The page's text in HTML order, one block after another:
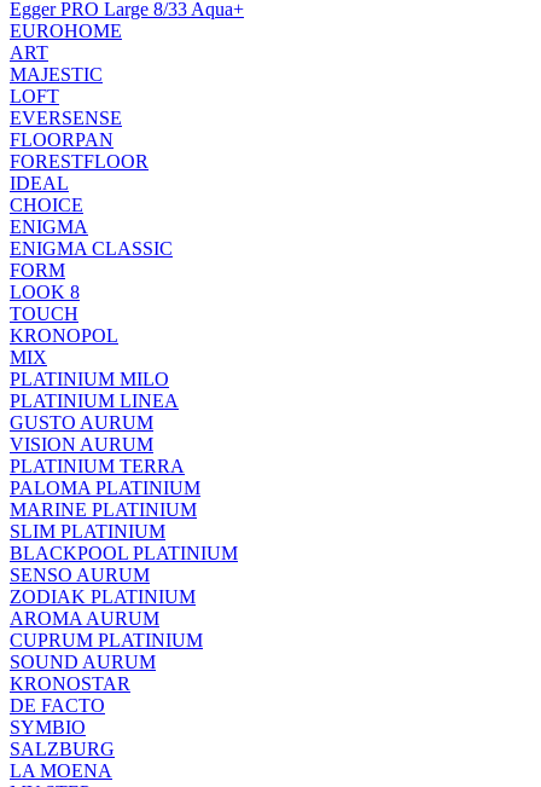
Egger PRO Large 8/33 Aqua+
EUROHOME
ART
MAJESTIC
LOFT
EVERSENSE
FLOORPAN
FORESTFLOOR
IDEAL
CHOICE
ENIGMA
ENIGMA CLASSIC
FORM
LOOK 8
TOUCH
KRONOPOL
MIX
PLATINIUM MILO
PLATINIUM LINEA
GUSTO AURUM
VISION AURUM
PLATINIUM TERRA
PALOMA PLATINIUM
MARINE PLATINIUM
SLIM PLATINIUM
BLACKPOOL PLATINIUM
SENSO AURUM
ZODIAK PLATINIUM
AROMA AURUM
CUPRUM PLATINIUM
SOUND AURUM
KRONOSTAR
DE FACTO
SYMBIO
SALZBURG
LA MOENA